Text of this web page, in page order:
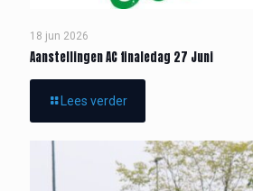
18 jun 2026
Aanstellingen AC finaledag 27 Juni
Lees verder